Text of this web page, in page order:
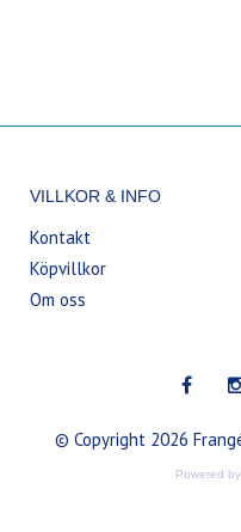
VILLKOR & INFO
Kontakt
Köpvillkor
Om oss
© Copyright 2026
Powered